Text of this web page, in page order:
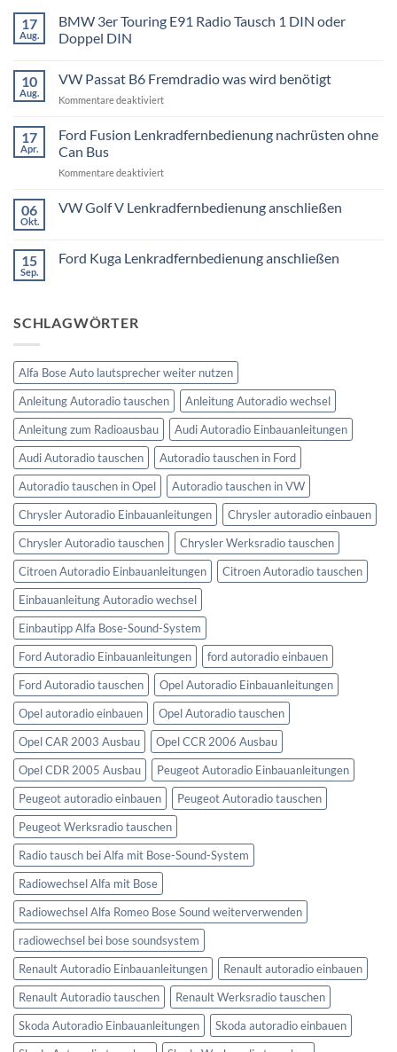
17
Aug.
BMW 3er Touring E91 Radio Tausch 1 DIN oder
Doppel DIN
zu
3er
Radio
Tausch
1
DIN
DIN
10
Aug.
VW Passat B6 Fremdradio was wird benötigt
Kommentare deaktiviertfür
Passat
was
benötigt
17
Apr.
Ford Fusion Lenkradfernbedienung nachrüsten ohne
Can Bus
Kommentare deaktiviertfür
Fusion
Lenkradfernbedienung
Can
06
Okt.
VW Golf V Lenkradfernbedienung anschließen
VW
15
Sep.
Ford Kuga Lenkradfernbedienung anschließen
Kuga
SCHLAGWÖRTER
Alfa Bose Auto lautsprecher weiter nutzen
Anleitung Autoradio tauschen
Anleitung Autoradio wechsel
Anleitung zum Radioausbau
Audi Autoradio Einbauanleitungen
Audi Autoradio tauschen
Autoradio tauschen in Ford
Autoradio tauschen in Opel
Autoradio tauschen in VW
Chrysler Autoradio Einbauanleitungen
Chrysler autoradio einbauen
Chrysler Autoradio tauschen
Chrysler Werksradio tauschen
Citroen Autoradio Einbauanleitungen
Citroen Autoradio tauschen
Einbauanleitung Autoradio wechsel
Einbautipp Alfa Bose-Sound-System
Ford Autoradio Einbauanleitungen
ford autoradio einbauen
Ford Autoradio tauschen
Opel Autoradio Einbauanleitungen
Opel autoradio einbauen
Opel Autoradio tauschen
Opel CAR 2003 Ausbau
Opel CCR 2006 Ausbau
Opel CDR 2005 Ausbau
Peugeot Autoradio Einbauanleitungen
Peugeot autoradio einbauen
Peugeot Autoradio tauschen
Peugeot Werksradio tauschen
Radio tausch bei Alfa mit Bose-Sound-System
Radiowechsel Alfa mit Bose
Radiowechsel Alfa Romeo Bose Sound weiterverwenden
radiowechsel bei bose soundsystem‎
Renault Autoradio Einbauanleitungen
Renault autoradio einbauen
Renault Autoradio tauschen
Renault Werksradio tauschen
Skoda Autoradio Einbauanleitungen
Skoda autoradio einbauen